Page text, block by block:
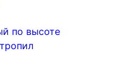
по высоте